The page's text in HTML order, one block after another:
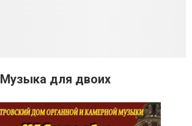
Музыка для двоих